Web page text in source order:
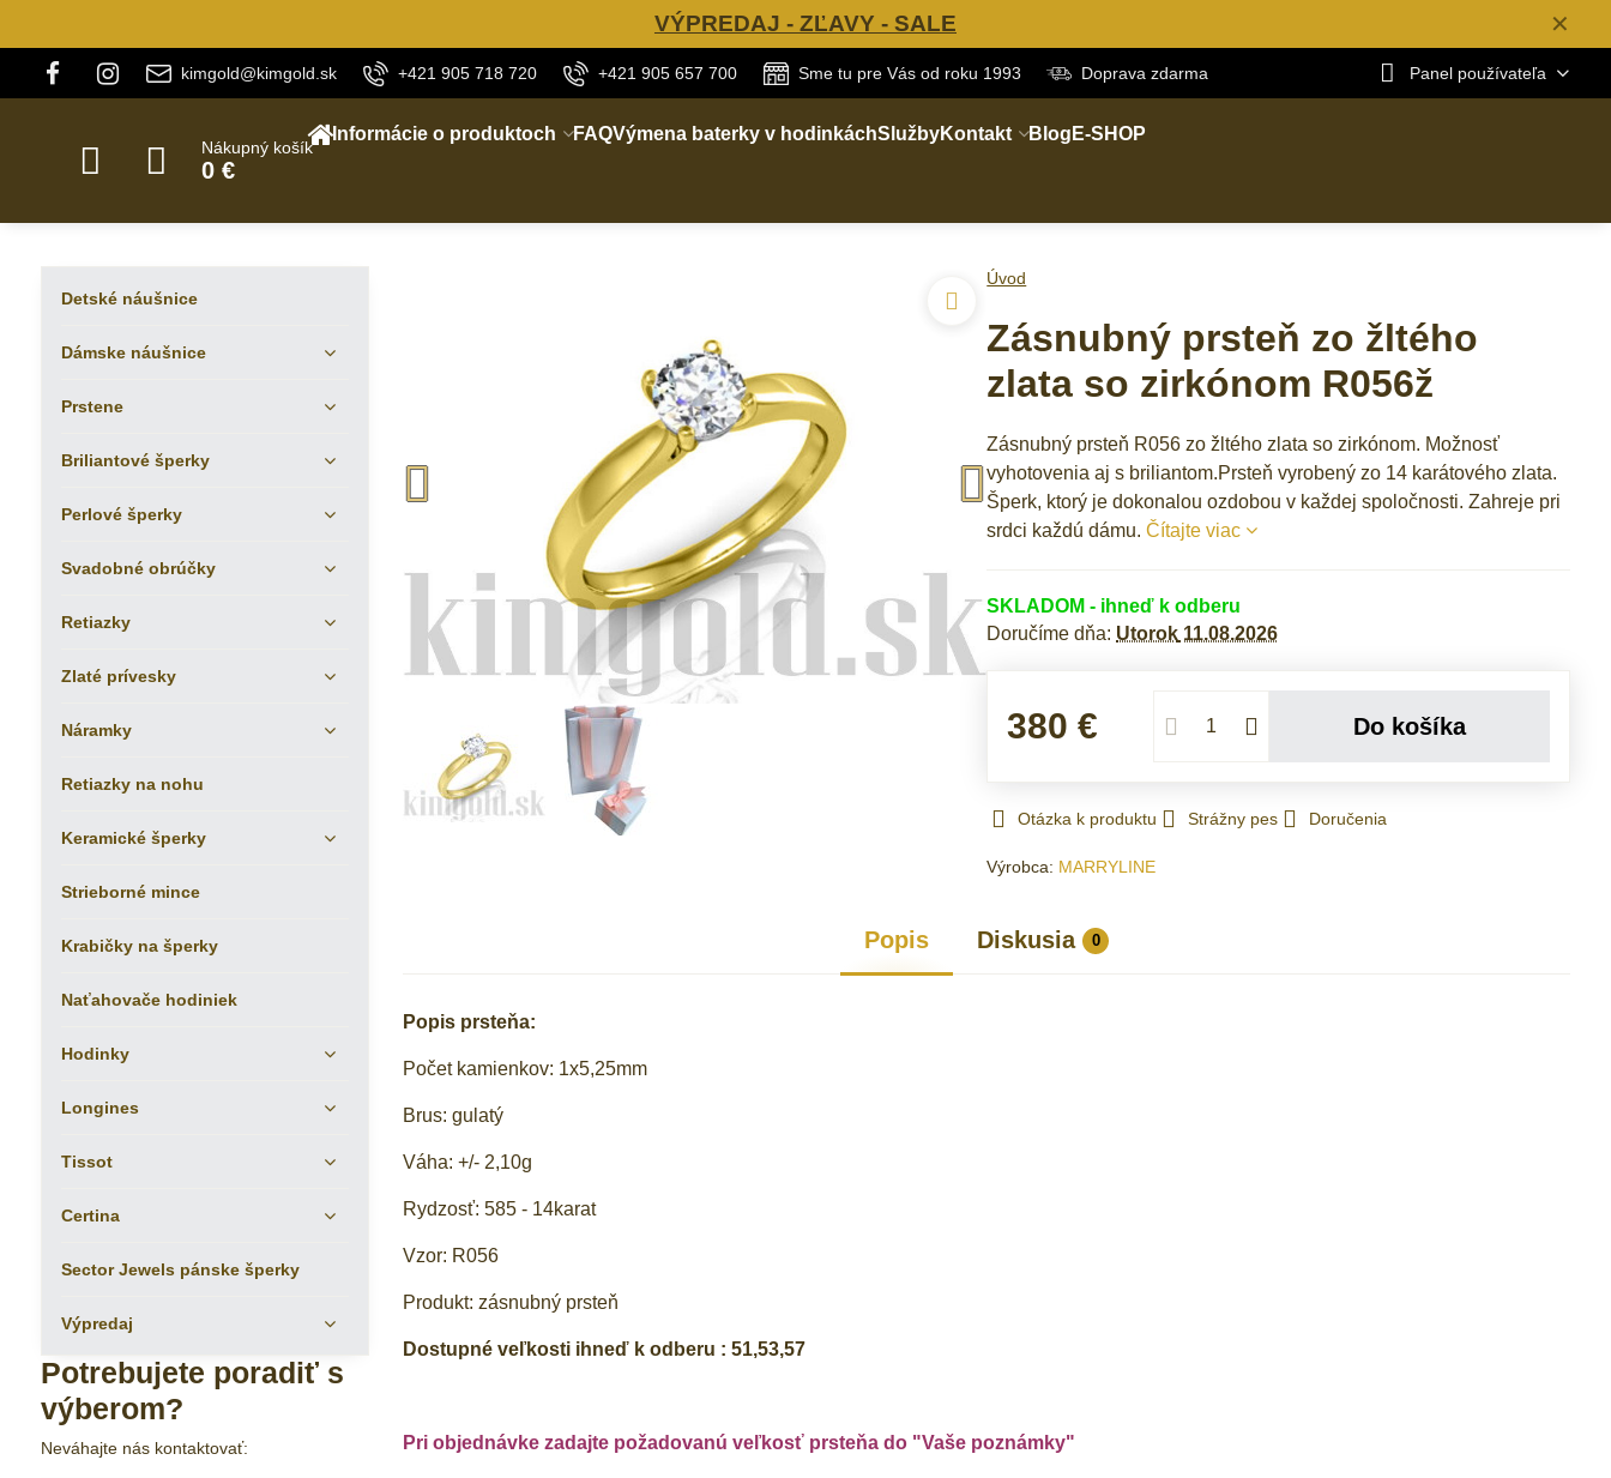
✕
VÝPREDAJ - ZĽAVY - SALE
kimgold@kimgold.sk +421 905 718 720 +421 905 657 700 Sme tu pre Vás od roku 1993 Doprava zdarma Panel používateľa
Nákupný košík
0 €
Informácie o produktoch FAQVýmena baterky v hodinkáchSlužbyKontakt Blog E-SHOP
Úvod
Zásnubný prsteň zo žltého
zlata so zirkónom R056ž
Zásnubný prsteň R056 zo žltého zlata so zirkónom. Možnosť
vyhotovenia aj s briliantom.Prsteň vyrobený zo 14 karátového zlata.
Šperk, ktorý je dokonalou ozdobou v každej spoločnosti. Zahreje pri
srdci každú dámu.Čítajte viac
SKLADOM - ihneď k odberu
Doručíme dňa: Utorok 11.08.2026
380 € Do košíka
Otázka k produktu Strážny pes Doručenia
Výrobca: MARRYLINE
Popis Diskusia 0
Popis prsteňa:
Počet kamienkov: 1x5,25mm
Brus: gulatý
Váha: +/- 2,10g
Rydzosť: 585 - 14karat
Vzor: R056
Produkt: zásnubný prsteň
Dostupné veľkosti ihneď k odberu : 51,53,57
Pri objednávke zadajte požadovanú veľkosť prsteňa do "Vaše poznámky"
Detské náušnice
Dámske náušnice
Prstene
Briliantové šperky
Perlové šperky
Svadobné obrúčky
Retiazky
Zlaté prívesky
Náramky
Retiazky na nohu
Keramické šperky
Strieborné mince
Krabičky na šperky
Naťahovače hodiniek
Hodinky
Longines
Tissot
Certina
Sector Jewels pánske šperky
Výpredaj
Potrebujete poradiť s
výberom?
Neváhajte nás kontaktovať: